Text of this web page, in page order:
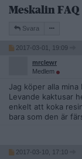
Meskalin FAQ
Svara
2017-03-01, 19:09
mrclewr
Medlem
Jag köper alla
Levande kaktusar
enkelt att koka
bara som den är
2017-03-10, 17:10